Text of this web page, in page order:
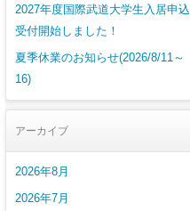
2027年度国際武道大学生入居申込
受付開始しました！
夏季休業のお知らせ(2026/8/11～
16)
アーカイブ
2026年8月
2026年7月